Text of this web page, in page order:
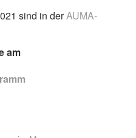
sind in derAUMA-
am